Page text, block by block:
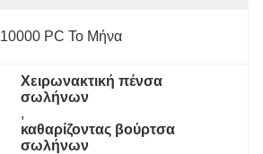
10000 PC Το Μήνα
Χειρωνακτική πένσα
σωλήνων
,
καθαρίζοντας βούρτσα
σωλήνων